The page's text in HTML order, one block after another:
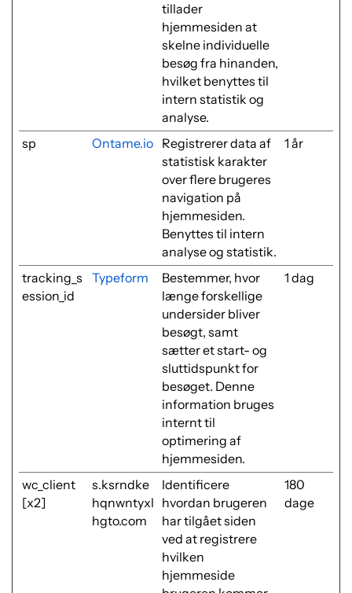
tillader
hjemmesiden at
skelne individuelle
besøg fra hinanden,
hvilket benyttes til
intern statistik og
analyse.
sp Ontame.io Registrerer data af
statistisk karakter
over flere brugeres
navigation på
hjemmesiden.
Benyttes til intern
analyse og statistik.
1 år
tracking_s
ession_id
Typeform
Bestemmer, hvor
længe forskellige
undersider bliver
besøgt, samt
sætter et start- og
sluttidspunkt for
besøget. Denne
information bruges
internt til
optimering af
hjemmesiden.
1 dag
wc_client
[x2]
s.ksrndke
hqnwntyxl
hgto.com
Identificere
hvordan brugeren
har tilgået siden
ved at registrere
hvilken
hjemmeside
180
dage